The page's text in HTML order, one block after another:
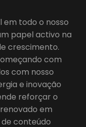
em todo o nosso
papel activo na
crescimento.
com
com nosso
e inovação
reforçar o
em
conteúdo